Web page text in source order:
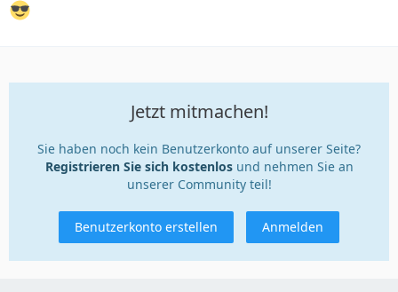
Jetzt mitmachen!
Sie haben noch kein Benutzerkonto auf unserer Seite?
Registrieren Sie sich kostenlosund nehmen Sie an
unserer Community teil!
Benutzerkonto erstellen Anmelden